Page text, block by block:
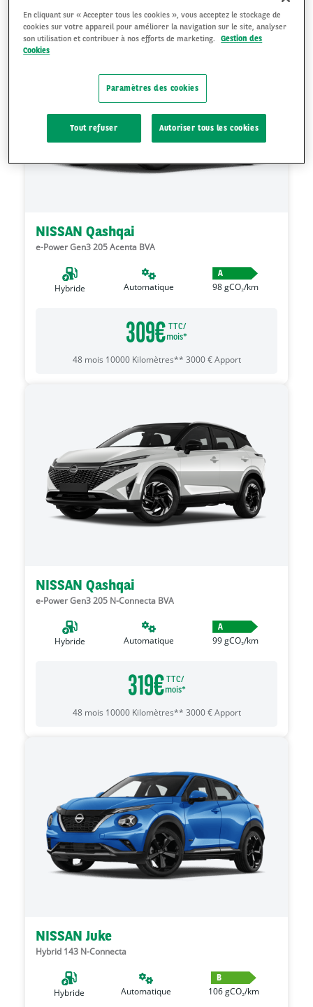
NISSAN Qashqai
e-Power Gen3 205 Acenta BVA
Hybride Automatique
A
98gCO₂/km
309€ TTC/
mois*
48 mois 10000 Kilomètres** 3000 € Apport
NISSAN Qashqai
e-Power Gen3 205 N-Connecta BVA
Hybride Automatique
A
99gCO₂/km
319€ TTC/
mois*
48 mois 10000 Kilomètres** 3000 € Apport
NISSAN Juke
Hybrid 143 N-Connecta
Hybride Automatique
B
106gCO₂/km
En cliquant sur « Accepter tous les cookies », vous acceptez le stockage de
cookies sur votre appareil pour améliorer la navigation sur le site, analyser
son utilisation et contribuer à nos efforts de marketing.
Gestion des
Cookies
Paramètres des cookies
Tout refuser Autoriser tous les cookies